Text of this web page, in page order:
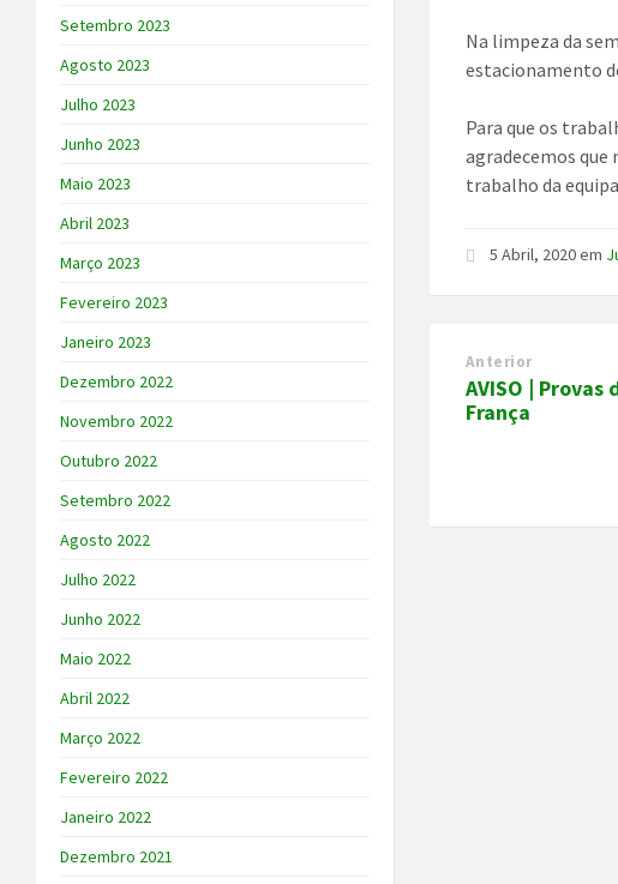
Na limpeza da
estacionamento
Para que os
agradecemos
trabalho da
5 Abril, 2020em
Anterior
AVISO | Provas
França
Setembro 2023
Agosto 2023
Julho 2023
Junho 2023
Maio 2023
Abril 2023
Março 2023
Fevereiro 2023
Janeiro 2023
Dezembro 2022
Novembro 2022
Outubro 2022
Setembro 2022
Agosto 2022
Julho 2022
Junho 2022
Maio 2022
Abril 2022
Março 2022
Fevereiro 2022
Janeiro 2022
Dezembro 2021